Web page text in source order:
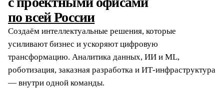
по всей России
Создаём интеллектуальные решения, которые
усиливают бизнес и ускоряют цифровую
трансформацию. Аналитика данных, ИИ и ML,
роботизация, заказная разработка и ИТ-инфраструктура
— внутри одной команды.